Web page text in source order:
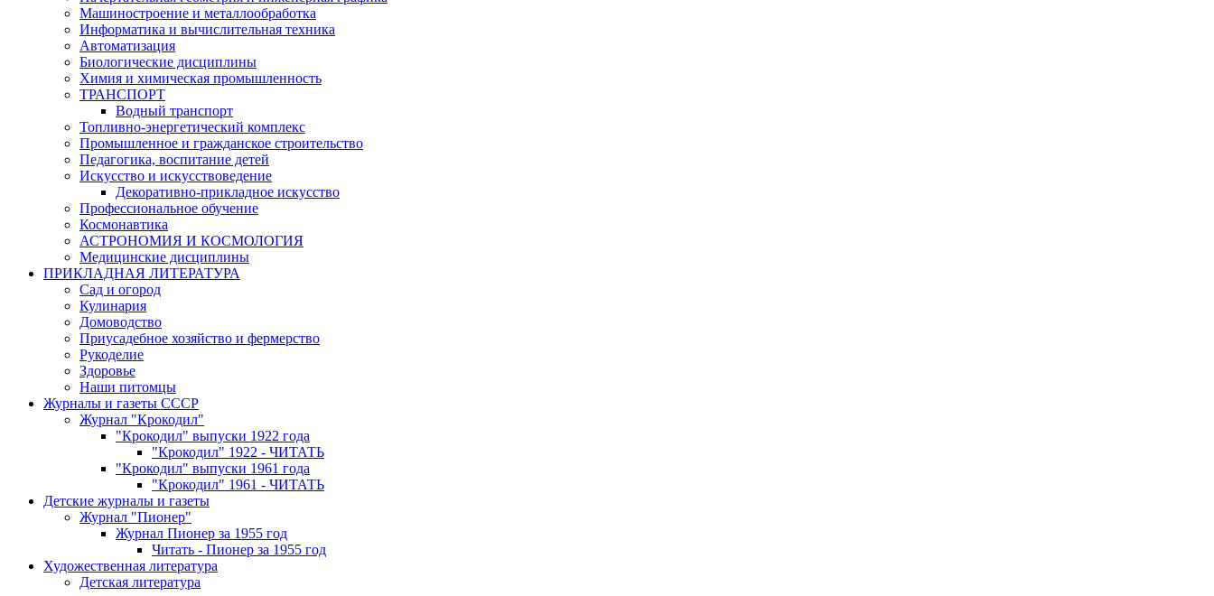
Машиностроение и металлообработка
Информатика и вычислительная техника
Автоматизация
Биологические дисциплины
Химия и химическая промышленность
ТРАНСПОРТ
Водный транспорт
Топливно-энергетический комплекс
Промышленное и гражданское строительство
Педагогика, воспитание детей
Искусство и искусствоведение
Декоративно-прикладное искусство
Профессиональное обучение
Космонавтика
АСТРОНОМИЯ И КОСМОЛОГИЯ
Медицинские дисциплины
ПРИКЛАДНАЯ ЛИТЕРАТУРА
Сад и огород
Кулинария
Домоводство
Приусадебное хозяйство и фермерство
Рукоделие
Здоровье
Наши питомцы
Журналы и газеты СССР
Журнал "Крокодил"
"Крокодил" выпуски 1922 года
"Крокодил" 1922 - ЧИТАТЬ
"Крокодил" выпуски 1961 года
"Крокодил" 1961 - ЧИТАТЬ
Детские журналы и газеты
Журнал "Пионер"
Журнал Пионер за 1955 год
Читать - Пионер за 1955 год
Художественная литература
Детская литература